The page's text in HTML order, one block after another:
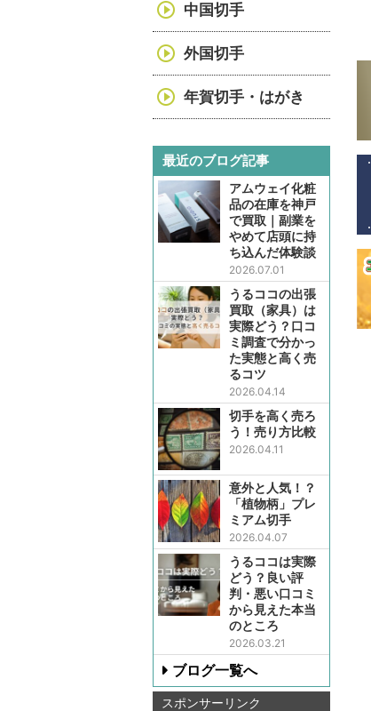
中国切手
外国切手
年賀切手・はがき
最近のブログ記事
アムウェイ化粧
品の在庫を神戸
で買取｜副業を
やめて店頭に持
ち込んだ体験談
2026.07.01
うるココの出張
買取（家具）は
実際どう？口コ
ミ調査で分かっ
た実態と高く売
るコツ
2026.04.14
切手を高く売ろ
う！売り方比較
2026.04.11
意外と人気！？
「植物柄」プレ
ミアム切手
2026.04.07
うるココは実際
どう？良い評
判・悪い口コミ
から見えた本当
のところ
2026.03.21
ブログ一覧へ
スポンサーリンク